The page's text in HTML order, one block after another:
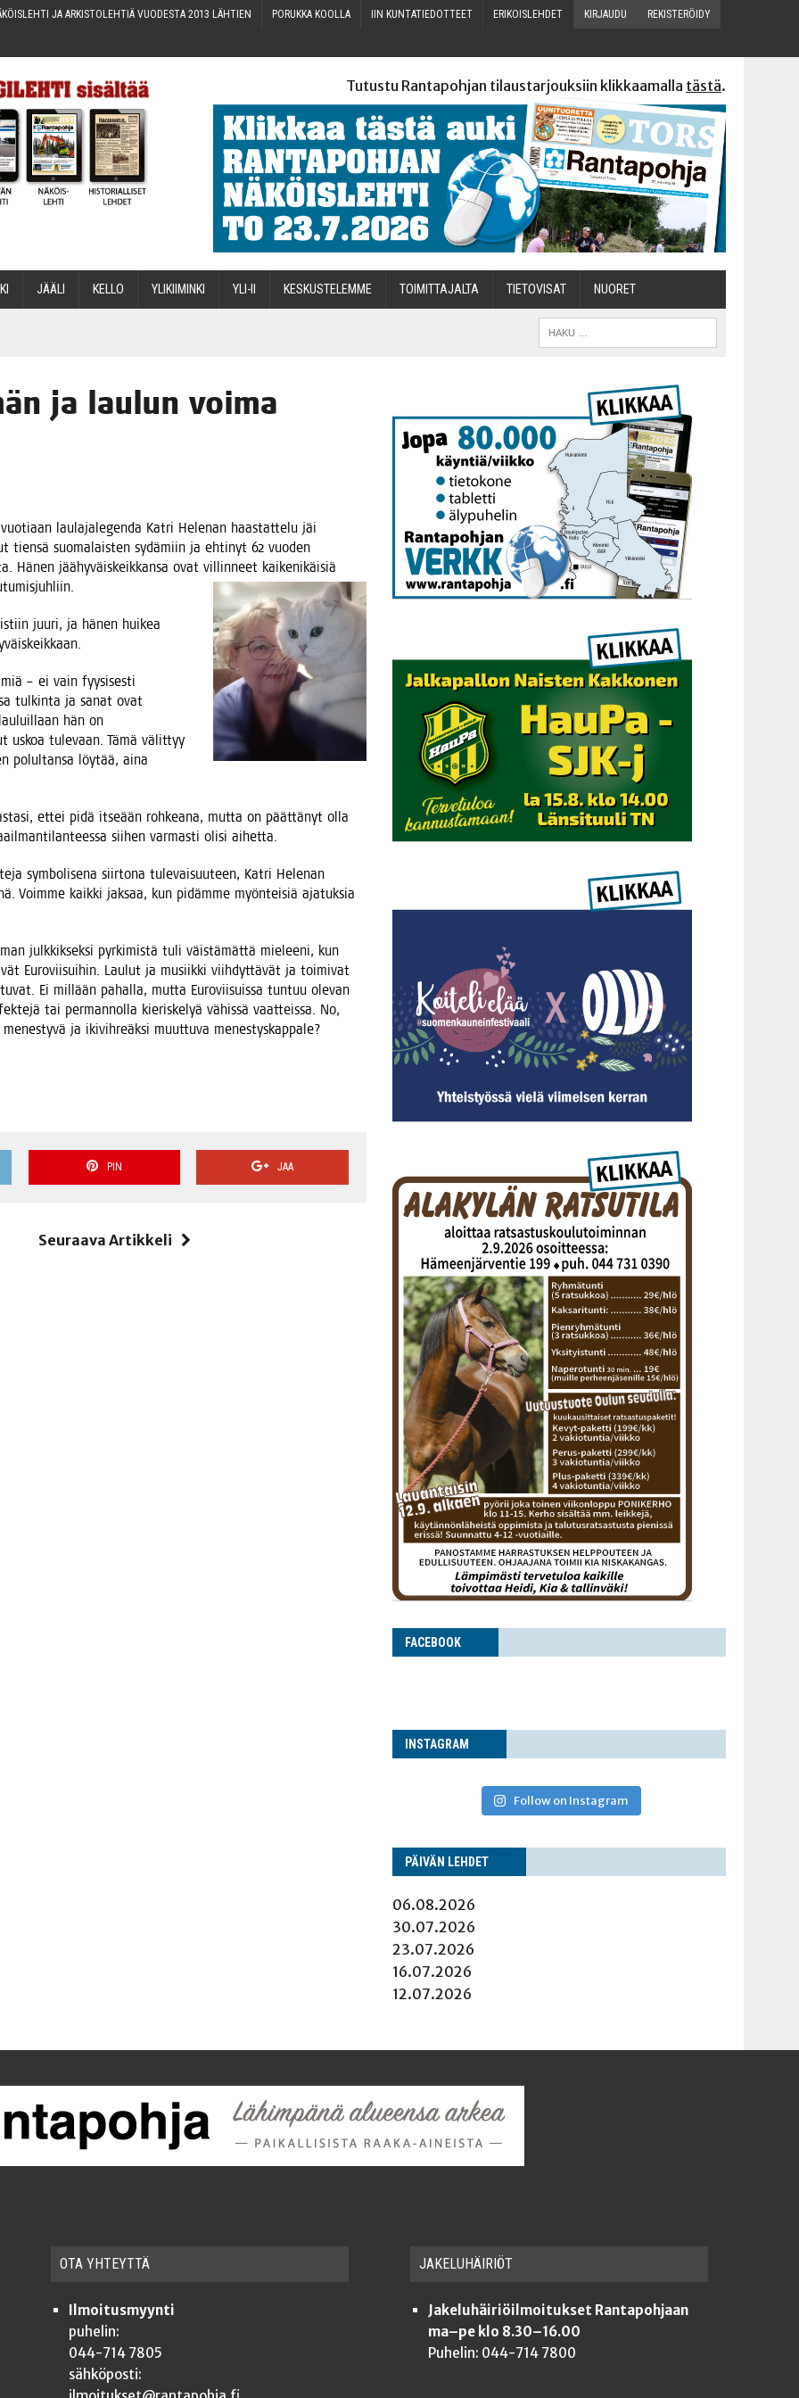
JA ARKIS­TO­LEH­TIÄ VUO­DES­TA 2013 LÄHTIEN PORUK­KA KOOLLA IIN KUN­TA­TIE­DOT­TEET ERI­KOIS­LEH­DET KIR­JAU­DU REKIS­TE­RÖI­DY
Tutustu Rantapohjan tilaustarjouksiin klikkaamalla tästä.
JÄÄ­LI KEL­LO YLI­KII­MIN­KI YLI-II KES­KUS­TE­LEM­ME TOI­MIT­TA­JAL­TA TIETOVISAT NUO­RET
ja lau­lun voima
lau­la­ja­le­gen­da Kat­ri Hele­nan haas­tat­te­lu jäi
tien­sä suo­ma­lais­ten sydä­miin ja ehti­nyt 62 vuo­den
Hänen jää­hy­väis­keik­kan­sa ovat vil­lin­neet kai­ke­ni­käi­siä
juu­ri, ja hänen hui­kea
– ei vain fyy­si­ses­ti
tul­kin­ta ja sanat ovat
hän on
uskoa tule­vaan. Tämä välit­tyy
polul­tan­sa löy­tää, aina
ettei pidä itse­ään roh­kea­na, mut­ta on päät­tä­nyt olla
sii­hen var­mas­ti oli­si aihetta.
sym­bo­li­se­na siir­to­na tule­vai­suu­teen, Kat­ri Hele­nan
Voim­me kaik­ki jak­saa, kun pidäm­me myön­tei­siä aja­tuk­sia
julk­kik­sek­si pyr­ki­mis­tä tuli väis­tä­mät­tä mie­lee­ni, kun
Euro­vii­sui­hin. Lau­lut ja musiik­ki viih­dyt­tä­vät ja toi­mi­vat
Ei mil­lään pahal­la, mut­ta Euro­vii­suis­sa tun­tuu ole­van
tai per­man­nol­la kie­ris­ke­lyä vähis­sä vaat­teis­sa. No,
ja iki­vih­reäk­si muut­tu­va menestyskappale?
PIN JAA
Seuraava Artikkeli
FACE­BOOK
INS­TA­GRAM
Follow on Instagram
PÄI­VÄN LEHDET
06.08.2026
30.07.2026
23.07.2026
16.07.2026
12.07.2026
OTA YHTEYT­TÄ
Ilmoitusmyynti
puhelin:
044-714 7805
sähköposti:
JAKE­LU­HÄI­RIÖT
Jakeluhäiriöilmoitukset Rantapohjaan
ma–pe klo 8.30–16.00
Puhelin: 044-714 7800